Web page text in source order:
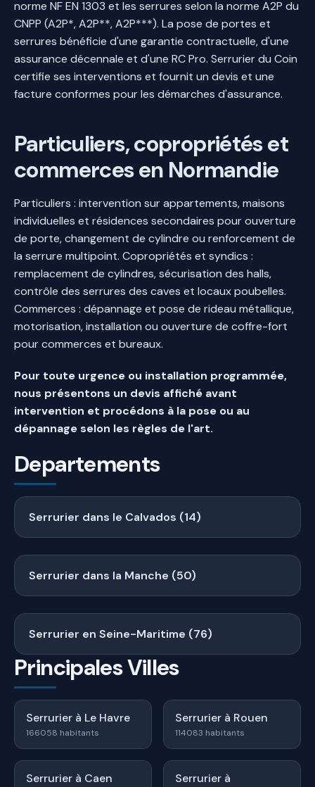
norme NF EN 1303 et les serrures selon la norme A2P du
CNPP (A2P*, A2P**, A2P***). La pose de portes et
serrures bénéficie d'une garantie contractuelle, d'une
assurance décennale et d'une RC Pro. Serrurier du Coin
certifie ses interventions et fournit un devis et une
facture conformes pour les démarches d'assurance.
Particuliers, copropriétés et
commerces en Normandie
Particuliers : intervention sur appartements, maisons
individuelles et résidences secondaires pour ouverture
de porte, changement de cylindre ou renforcement de
la serrure multipoint. Copropriétés et syndics :
remplacement de cylindres, sécurisation des halls,
contrôle des serrures des caves et locaux poubelles.
Commerces : dépannage et pose de rideau métallique,
motorisation, installation ou ouverture de coffre-fort
pour commerces et bureaux.
Pour toute urgence ou installation programmée,
nous présentons un devis affiché avant
intervention et procédons à la pose ou au
dépannage selon les règles de l'art.
Departements
Serrurier dans le Calvados (14)
Serrurier dans la Manche (50)
Serrurier en Seine-Maritime (76)
Principales Villes
Serrurier à Le Havre
166058 habitants
Serrurier à Rouen
114083 habitants
Serrurier à Caen
Serrurier à